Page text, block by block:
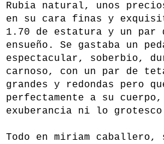
Rubia natural, unos
en su cara finas y
1.70 de estatura y un par
ensueño. Se gastaba un
espectacular, soberbio,
carnoso, con un par de
grandes y redondas pero
perfectamente a su
exuberancia ni lo
Todo en miriam caballero,